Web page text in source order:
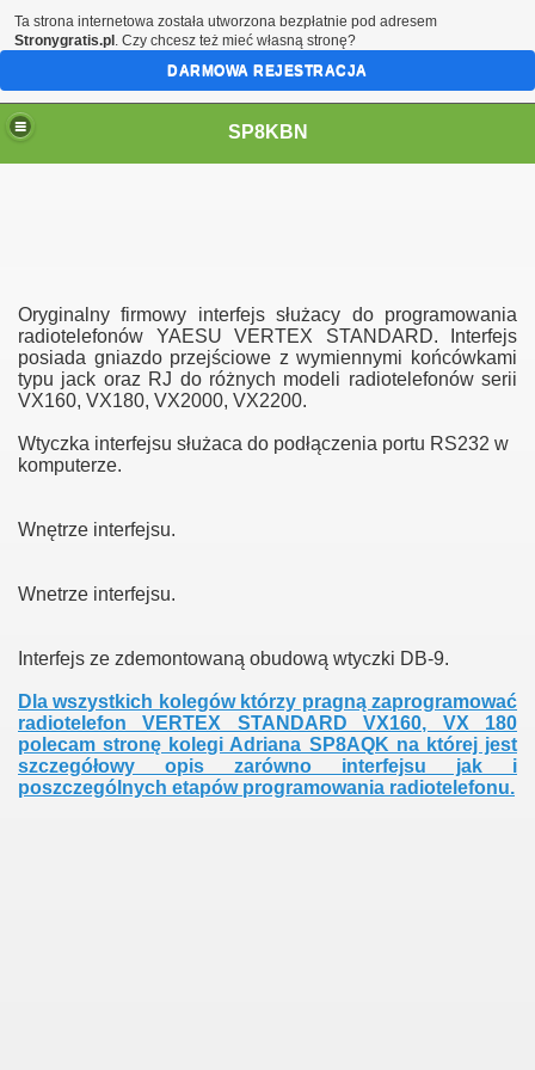
SP8KBN
Oryginalny firmowy interfejs służacy do programowania
radiotelefonów YAESU VERTEX STANDARD. Interfejs
posiada gniazdo przejściowe z wymiennymi końcówkami
typu jack oraz RJ do różnych modeli radiotelefonów serii
VX160, VX180, VX2000, VX2200.
Wtyczka interfejsu służaca do podłączenia portu RS232 w
komputerze.
Wnętrze interfejsu.
Wnetrze interfejsu.
Interfejs ze zdemontowaną obudową wtyczki DB-9.
Dla wszystkich kolegów którzy pragną zaprogramować
radiotelefon VERTEX STANDARD VX160, VX 180
polecam stronę kolegi Adriana SP8AQK na której jest
szczegółowy opis zarówno interfejsu jak i
poszczególnych etapów programowania radiotelefonu.
Ta strona internetowa została utworzona bezpłatnie pod adresem
Stronygratis.pl . Czy chcesz też mieć własną stronę?
DARMOWA REJESTRACJA